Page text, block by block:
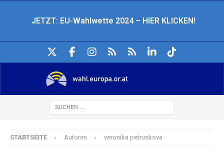
JETZT: EU-Wahlwette 2024 – HIER KLICKEN!
STARTSEITE Autoren veronika petruskova